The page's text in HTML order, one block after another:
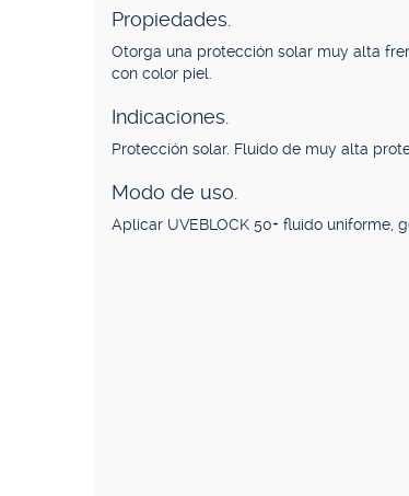
Propiedades.
Otorga una protección solar muy alta
con color piel.
Indicaciones.
Protección solar. Fluido de muy alta
Modo de uso.
Aplicar UVEBLOCK 50+ fluido uniforme,